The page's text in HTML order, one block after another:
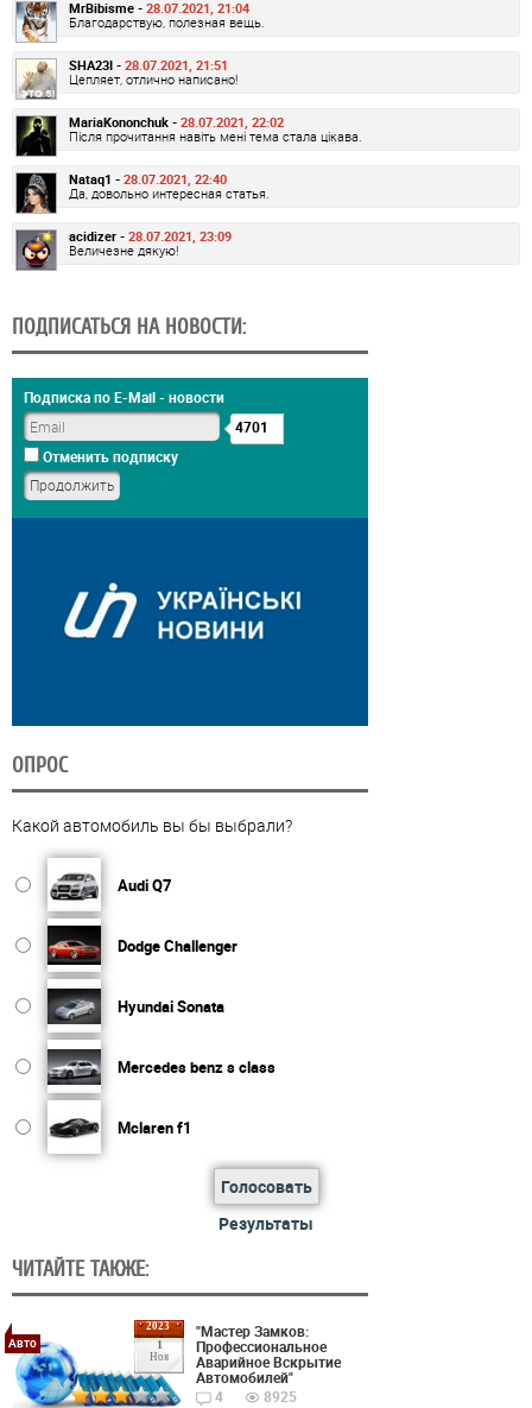
MrBibisme - 28.07.2021, 21:04
Благодарствую, полезная вещь.
SHA23I - 28.07.2021, 21:51
Цепляет, отлично написано!
MariaKononchuk - 28.07.2021, 22:02
Після прочитання навіть мені тема стала цікава.
Nataq1 - 28.07.2021, 22:40
Да, довольно интересная статья.
acidizer - 28.07.2021, 23:09
Величезне дякую!
ПОДПИСАТЬСЯ НА НОВОСТИ:
Подписка по E-Mail - новости
4701
Отменить подписку
ОПРОС
Какой автомобиль вы бы выбрали?
Audi Q7
Dodge Challenger
Hyundai Sonata
Mercedes benz s class
Mclaren f1
Голосовать
Результаты
ЧИТАЙТЕ ТАКЖЕ:
2023
1
Ноя
Авто
"Мастер Замков:
Профессиональное
Аварийное Вскрытие
Автомобилей"
4
8925